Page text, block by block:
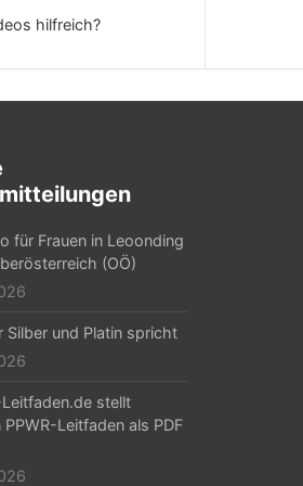
hilfreich?
für Frauen in Leoonding
(OÖ)
Silber und Platin spricht
Leitfaden.de stellt
Leitfaden als PDF